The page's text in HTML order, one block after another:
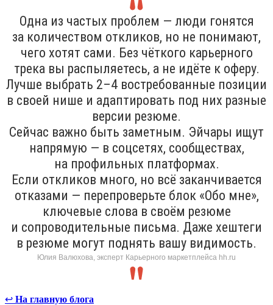
Одна из частых проблем — люди гонятся
за количеством откликов, но не понимают,
чего хотят сами. Без чёткого карьерного
трека вы распыляетесь, а не идёте к оферу.
Лучше выбрать 2–4 востребованные позиции
в своей нише и адаптировать под них разные
версии резюме.
Сейчас важно быть заметным. Эйчары ищут
напрямую — в соцсетях, сообществах,
на профильных платформах.
Если откликов много, но всё заканчивается
отказами — перепроверьте блок «Обо мне»,
ключевые слова в своём резюме
и сопроводительные письма. Даже хештеги
в резюме могут поднять вашу видимость.
Юлия Валюхова, эксперт Карьерного маркетплейса hh.ru
↩ На главную блога